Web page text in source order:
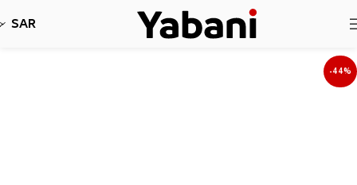
SAR
-44%
نأسف، لا نقبل طلبات حاليا بسبب توقف الشحن